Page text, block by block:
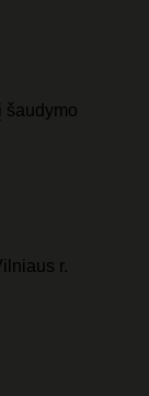
šaudymo
r.